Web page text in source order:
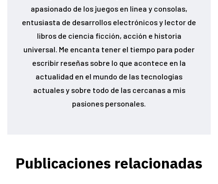
apasionado de los juegos en linea y consolas,
entusiasta de desarrollos electrónicos y lector de
libros de ciencia ficción, acción e historia
universal. Me encanta tener el tiempo para poder
escribir reseñas sobre lo que acontece en la
actualidad en el mundo de las tecnologías
actuales y sobre todo de las cercanas a mis
pasiones personales.
Publicaciones relacionadas